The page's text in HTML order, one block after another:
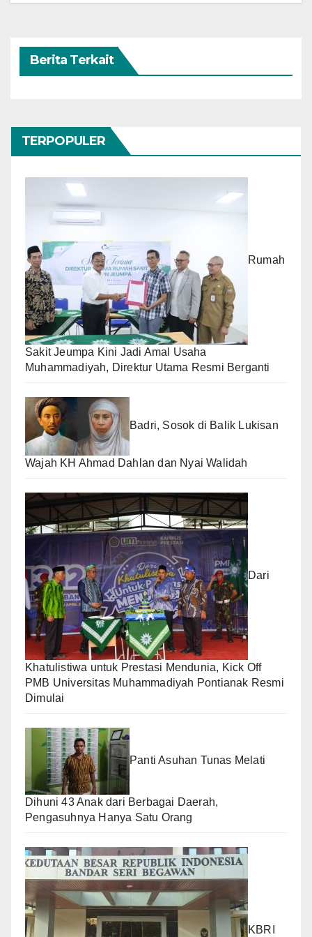
Berita Terkait
TERPOPULER
Rumah
Sakit Jeumpa Kini Jadi Amal Usaha
Muhammadiyah, Direktur Utama Resmi Berganti
Badri, Sosok di Balik Lukisan
Wajah KH Ahmad Dahlan dan Nyai Walidah
Dari
Khatulistiwa untuk Prestasi Mendunia, Kick Off
PMB Universitas Muhammadiyah Pontianak Resmi
Dimulai
Panti Asuhan Tunas Melati
Dihuni 43 Anak dari Berbagai Daerah,
Pengasuhnya Hanya Satu Orang
KBRI